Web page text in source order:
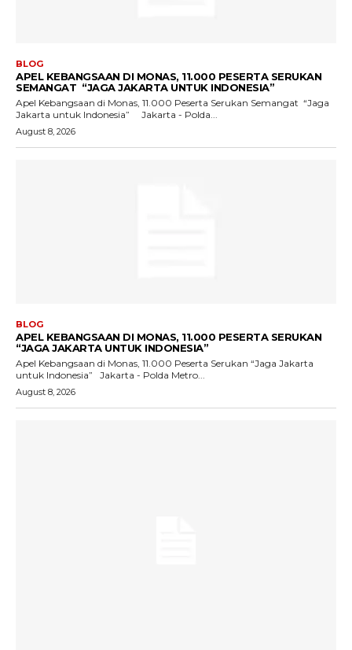
BLOG
APEL KEBANGSAAN DI MONAS, 11.000 PESERTA SERUKAN
SEMANGAT “JAGA JAKARTA UNTUK INDONESIA”
Apel Kebangsaan di Monas, 11.000 Peserta Serukan Semangat “Jaga
Jakarta untuk Indonesia” Jakarta - Polda...
August 8, 2026
BLOG
APEL KEBANGSAAN DI MONAS, 11.000 PESERTA SERUKAN
“JAGA JAKARTA UNTUK INDONESIA”
Apel Kebangsaan di Monas, 11.000 Peserta Serukan “Jaga Jakarta
untuk Indonesia” Jakarta - Polda Metro...
August 8, 2026